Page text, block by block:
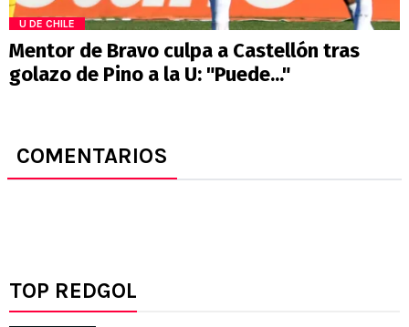
U DE CHILE
Mentor de Bravo culpa a Castellón tras
golazo de Pino a la U: "Puede..."
COMENTARIOS
TOP REDGOL